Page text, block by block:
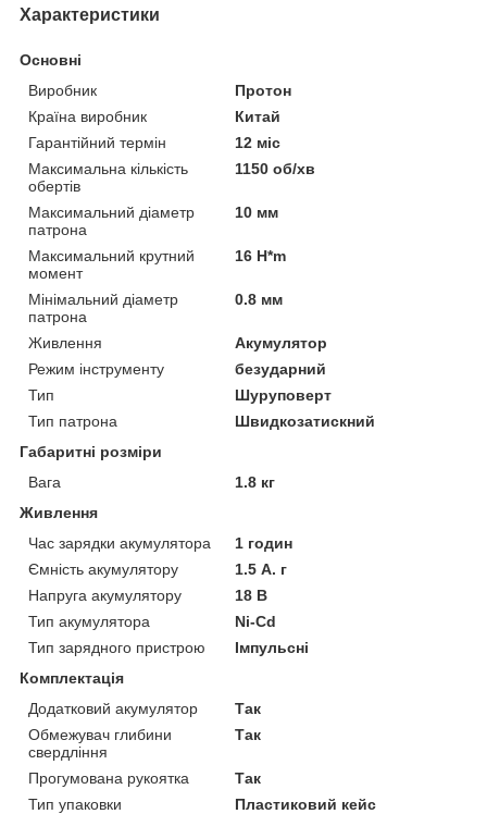
Характеристики
Основні
Виробник
Протон
Країна виробник
Китай
Гарантійний термін
12 міс
Максимальна кількість
обертів
1150 об/хв
Максимальний діаметр
патрона
10 мм
Максимальний крутний
момент
16 H*m
Мінімальний діаметр
патрона
0.8 мм
Живлення
Акумулятор
Режим інструменту
безударний
Тип
Шуруповерт
Тип патрона
Швидкозатискний
Габаритні розміри
Вага
1.8 кг
Живлення
Час зарядки акумулятора
1 годин
Ємність акумулятору
1.5 А. г
Напруга акумулятору
18 В
Тип акумулятора
Ni-Cd
Тип зарядного пристрою
Імпульсні
Комплектація
Додатковий акумулятор
Так
Обмежувач глибини
свердління
Так
Прогумована рукоятка
Так
Тип упаковки
Пластиковий кейс